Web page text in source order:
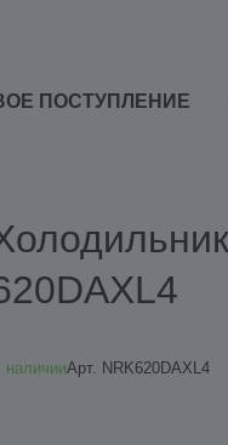
ПОСТУПЛЕНИЕ
наличииАрт. NRK620DAXL4